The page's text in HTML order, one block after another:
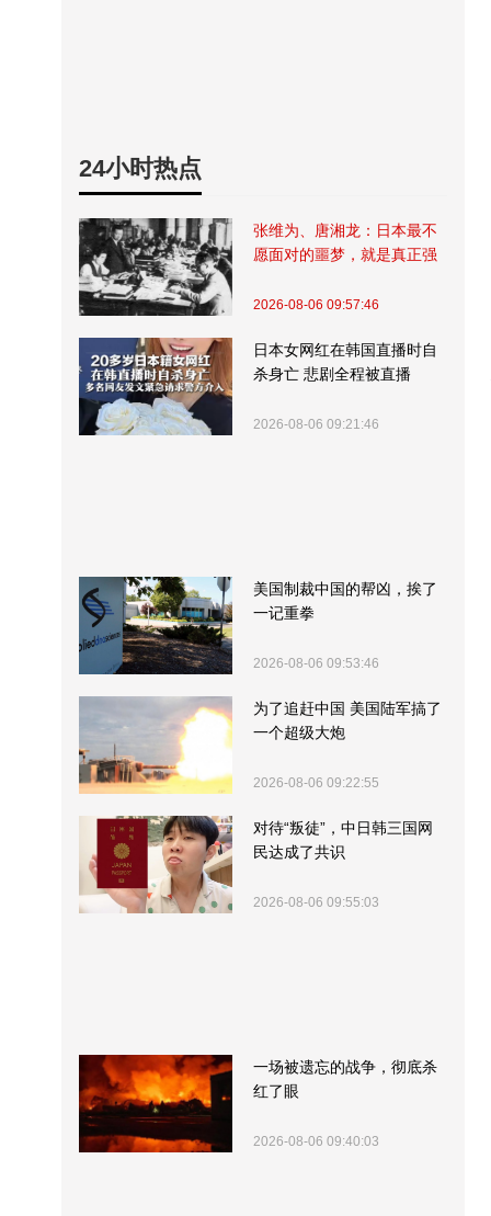
24小时热点
张维为、唐湘龙：日本最不
愿面对的噩梦，就是真正强
2026-08-06 09:57:46
日本女网红在韩国直播时自
杀身亡 悲剧全程被直播
2026-08-06 09:21:46
美国制裁中国的帮凶，挨了
一记重拳
2026-08-06 09:53:46
为了追赶中国 美国陆军搞了
一个超级大炮
2026-08-06 09:22:55
对待“叛徒”，中日韩三国网
民达成了共识
2026-08-06 09:55:03
一场被遗忘的战争，彻底杀
红了眼
2026-08-06 09:40:03